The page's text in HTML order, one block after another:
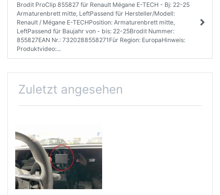
Brodit ProClip 855827 für Renault Mégane E-TECH - Bj: 22-25
Armaturenbrett mitte, LeftPassend für Hersteller/Modell:
Renault / Mégane E-TECHPosition: Armaturenbrett mitte,
LeftPassend für Baujahr von - bis: 22-25Brodit Nummer:
855827EAN Nr.: 7320288558271Für Region: EuropaHinweis:
Produktvideo:...
Zuletzt angesehen